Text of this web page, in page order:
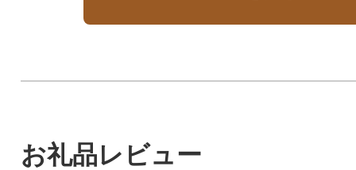
お礼品レビュー